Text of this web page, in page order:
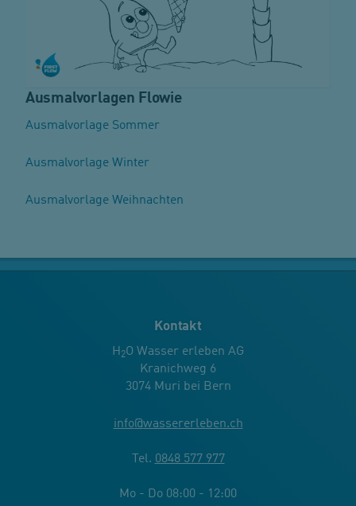
Ausmalvorlagen Flowie
Ausmalvorlage Sommer
Ausmalvorlage Winter
Ausmalvorlage Weihnachten
Kontakt
H2O Wasser erleben AG
Kranichweg 6
3074 Muri bei Bern
info@wassererleben.ch
Tel. 0848 577 977
Mo - Do 08:00 - 12:00